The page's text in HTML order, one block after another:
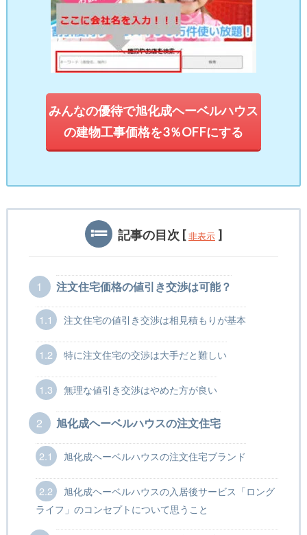
みんなの優待で旭化成ヘーベルハウス
の建物工事価格を3％OFFにする
記事の目次 [ 非表示 ]
1 注文住宅価格の値引き交渉は可能？
1.1 注文住宅の値引き交渉は相見積もりが基本
1.2 特に注文住宅の交渉は大手だと難しい
1.3 無理な値引き交渉はやめた方が良い
2 旭化成ヘーベルハウスの注文住宅
2.1 旭化成ヘーベルハウスの注文住宅ブランド
2.2
旭化成ヘーベルハウスの入居後サービス「ロング
ライフ」のコンセプトについて思うこと